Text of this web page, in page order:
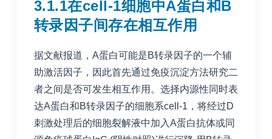
3.1.1在cell-1细胞中A蛋白和B
转录因子间存在相互作用
据文献报道，A蛋白可能是B转录因子的一个辅
助激活因子，因此首先通过免疫沉淀方法研究二
者之间是否可发生相互作用。选择内源性同时表
达A蛋白和B转录因子的细胞系cell-1，将经过D
刺激处理后的细胞裂解液中加入A蛋白抗体或同